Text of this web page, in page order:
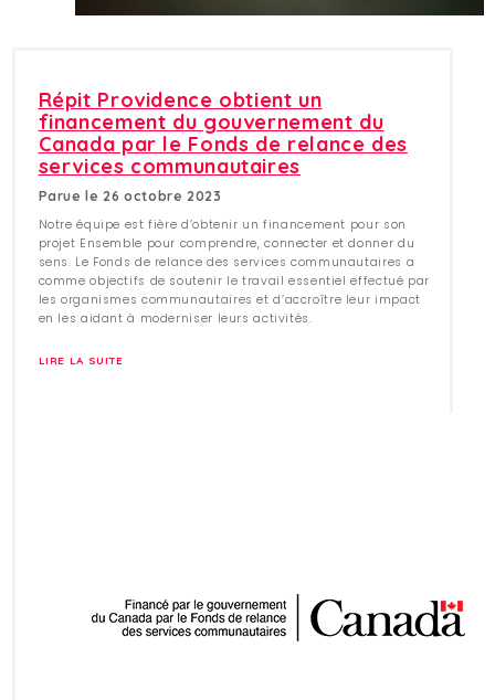
Répit Providence obtient un
financement du gouvernement du
Canada par le Fonds de relance des
services communautaires
Parue le 26 octobre 2023
Notre équipe est fière d’obtenir un financement pour son
projet Ensemble pour comprendre, connecter et donner du
sens. Le Fonds de relance des services communautaires a
comme objectifs de soutenir le travail essentiel effectué par
les organismes communautaires et d’accroître leur impact
en les aidant à moderniser leurs activités.
LIRE LA SUITE